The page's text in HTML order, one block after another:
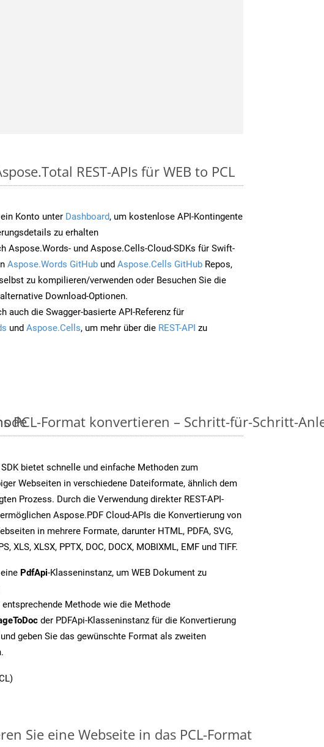
REST-APIs für WEB to PCL
Konto unter Dashboard, um kostenlose API-Kontingente
zu erhalten
Aspose.Words- und Aspose.Cells-Cloud-SDKs für Swift-
Aspose.Words GitHub und Aspose.Cells GitHub Repos,
zu kompilieren/verwenden oder Besuchen Sie die
Download-Optionen.
auch die Swagger-basierte API-Referenz für
und Aspose.Cells, um mehr über die REST-API zu
PCL-Format konvertieren – Schritt-für-Schritt-
bietet schnelle und einfache Methoden zum
Webseiten in verschiedene Dateiformate, ähnlich dem
Prozess. Durch die Verwendung direkter REST-API-
Aspose.PDF Cloud-APIs die Konvertierung von
in mehrere Formate, darunter HTML, PDFA, SVG,
XLS, XLSX, PPTX, DOC, DOCX, MOBIXML, EMF und TIFF.
PdfApi-Klasseninstanz, um WEB Dokument zu
entsprechende Methode wie die Methode
der PDFApi-Klasseninstanz für die Konvertierung
geben Sie das gewünschte Format als zweiten
Sie eine Webseite in das PCL-Format